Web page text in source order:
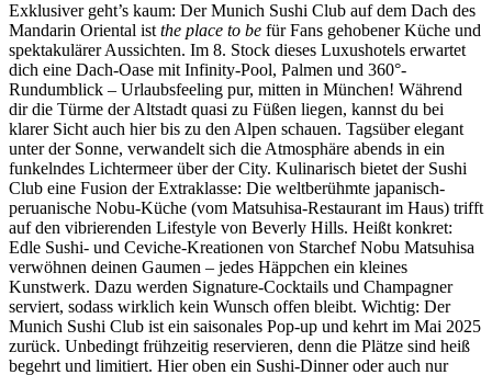
Exklusiver geht’s kaum: Der Munich Sushi Club auf dem Dach des
Mandarin Oriental istthe place to be für Fans gehobener Küche und
spektakulärer Aussichten. Im 8. Stock dieses Luxushotels erwartet
dich eine Dach-Oase mit Infinity-Pool, Palmen und 360°-
Rundumblick – Urlaubsfeeling pur, mitten in München! Während
dir die Türme der Altstadt quasi zu Füßen liegen, kannst du bei
klarer Sicht auch hier bis zu den Alpen schauen. Tagsüber elegant
unter der Sonne, verwandelt sich die Atmosphäre abends in ein
funkelndes Lichtermeer über der City. Kulinarisch bietet der Sushi
Club eine Fusion der Extraklasse: Die weltberühmte japanisch-
peruanische Nobu-Küche (vom Matsuhisa-Restaurant im Haus) trifft
auf den vibrierenden Lifestyle von Beverly Hills. Heißt konkret:
Edle Sushi- und Ceviche-Kreationen von Starchef Nobu Matsuhisa
verwöhnen deinen Gaumen – jedes Häppchen ein kleines
Kunstwerk. Dazu werden Signature-Cocktails und Champagner
serviert, sodass wirklich kein Wunsch offen bleibt. Wichtig: Der
Munich Sushi Club ist ein saisonales Pop-up und kehrt im Mai 2025
zurück. Unbedingt frühzeitig reservieren, denn die Plätze sind heiß
begehrt und limitiert. Hier oben ein Sushi-Dinner oder auch nur